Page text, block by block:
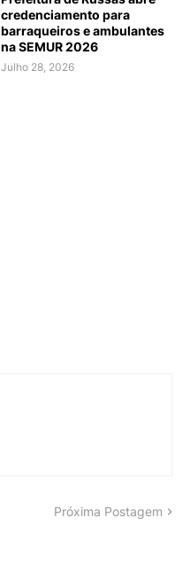
credenciamento para
barraqueiros e ambulantes
na SEMUR 2026
Julho 28, 2026
Próxima Postagem